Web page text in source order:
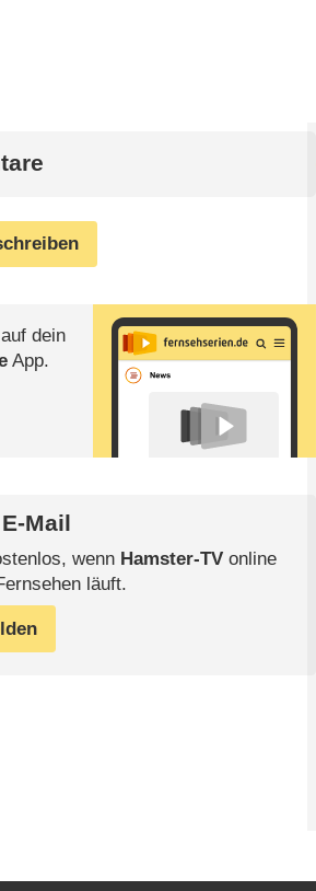
dein
App.
E-Mail
wenn Hamster-TVonline
läuft.